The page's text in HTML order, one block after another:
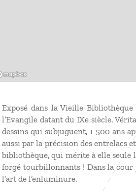
Exposé dans la Vieille
l’Evangile datant du IXe siècle.
dessins qui subjuguent, 1 500 ans
aussi par la précision des entrelacs
bibliothèque, qui mérite à elle seule
forgé tourbillonnants ! Dans la cour
l’art de l’enluminure.